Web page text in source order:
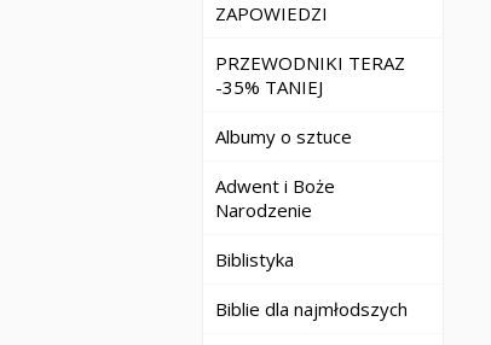
ZAPOWIEDZI
PRZEWODNIKI TERAZ
-35% TANIEJ
Albumy o sztuce
Adwent i Boże
Narodzenie
Biblistyka
Biblie dla najmłodszych